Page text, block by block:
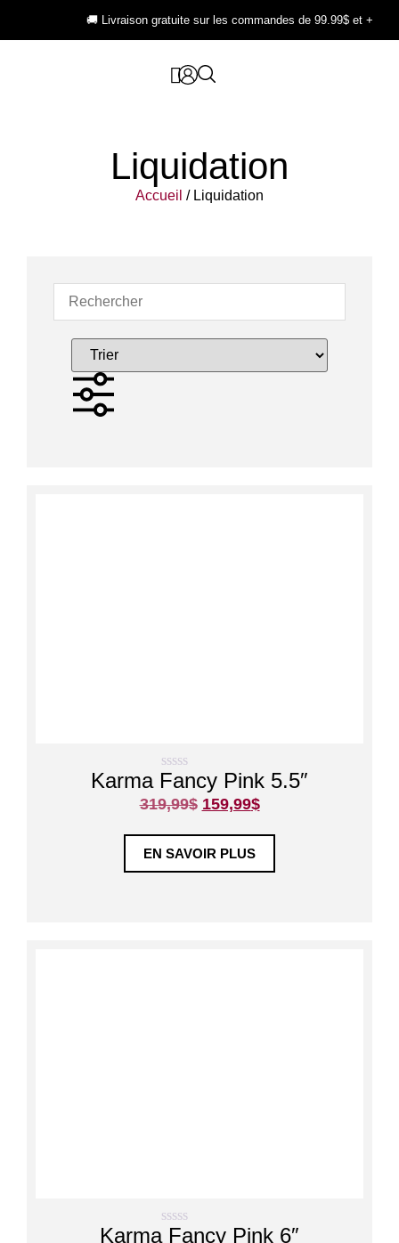
🚚 Livraison gratuite sur les commandes de 99.99$ et +
Liquidation
Accueil / Liquidation
0
s
u
5
Karma Fancy Pink 5.5″
319,99$ 159,99$
EN SAVOIR PLUS
0
Karma Fancy Pink 6″